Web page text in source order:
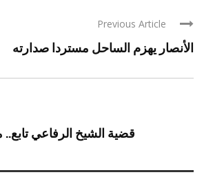
Previous Article
الأنصار يهزم الساحل مستردا صدارته
قضية الشيخ الرفاعي